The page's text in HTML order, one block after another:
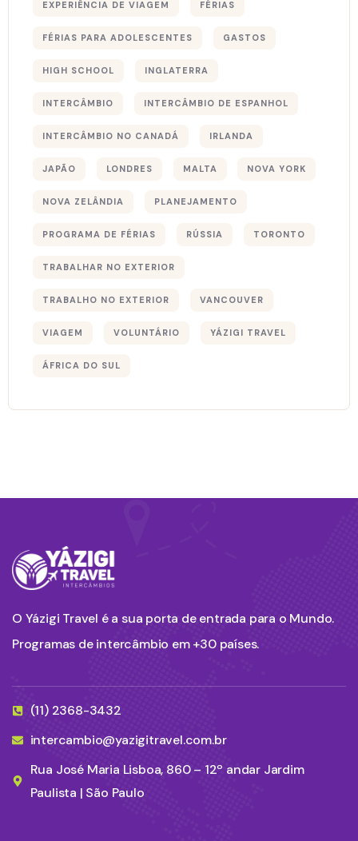
EXPERIÊNCIA DE VIAGEM FÉRIAS
FÉRIAS PARA ADOLESCENTES GASTOS
HIGH SCHOOL INGLATERRA
INTERCÂMBIO INTERCÂMBIO DE ESPANHOL
INTERCÂMBIO NO CANADÁ IRLANDA
JAPÃO LONDRES MALTA NOVA YORK
NOVA ZELÂNDIA PLANEJAMENTO
PROGRAMA DE FÉRIAS RÚSSIA TORONTO
TRABALHAR NO EXTERIOR
TRABALHO NO EXTERIOR VANCOUVER
VIAGEM VOLUNTÁRIO YÁZIGI TRAVEL
ÁFRICA DO SUL
O Yázigi Travel é a sua porta de entrada para o Mundo.
Programas de intercâmbio em +30 países.
(11) 2368-3432
intercambio@yazigitravel.com.br
Rua José Maria Lisboa, 860 – 12º andar Jardim
Paulista | São Paulo